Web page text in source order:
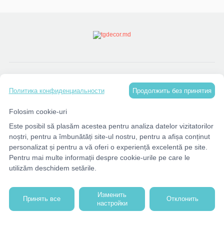
КОНТАКТЫ
Политика конфиденциальности Продолжить без принятия
Folosim cookie-uri
Este posibil să plasăm acestea pentru analiza datelor vizitatorilor
noștri, pentru a îmbunătăți site-ul nostru, pentru a afișa conținut
personalizat și pentru a vă oferi o experiență excelentă pe site.
Pentru mai multe informații despre cookie-urile pe care le
utilizăm deschidem setările.
Принять все
Изменить
настройки
Отклонить